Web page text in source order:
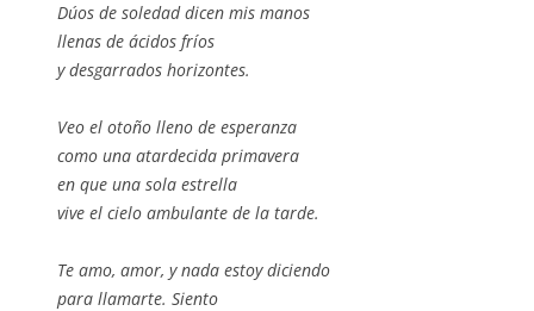
Dúos de soledad dicen mis manos
llenas de ácidos fríos
y desgarrados horizontes.
Veo el otoño lleno de esperanza
como una atardecida primavera
en que una sola estrella
vive el cielo ambulante de la tarde.
Te amo, amor, y nada estoy diciendo
para llamarte. Siento